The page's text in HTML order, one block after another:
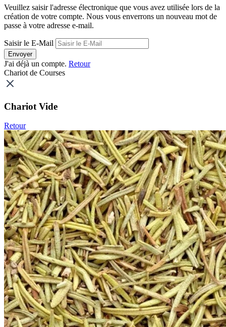
Veuillez saisir l'adresse électronique que vous avez utilisée lors de la
création de votre compte. Nous vous enverrons un nouveau mot de
passe à votre adresse e-mail.
Saisir le E-Mail
Envoyer
J'ai déjà un compte. Retour
Chariot de Courses
Chariot Vide
Retour